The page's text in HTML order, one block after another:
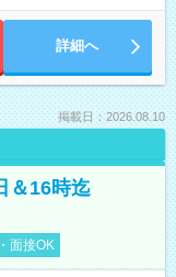
詳細へ
掲載日：2026.08.10
＆16時迄
面接OK